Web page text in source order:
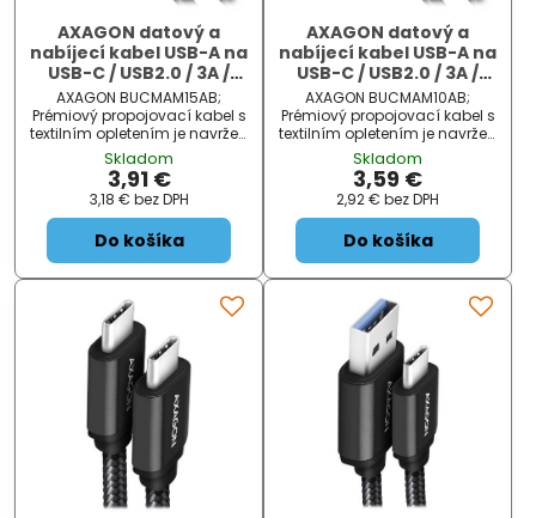
AXAGON datový a
nabíjecí kabel USB-A na
USB-C / USB2.0 / 3A /
opletený / 1,5m / černý
AXAGON BUCMAM15AB;
Prémiový propojovací kabel s
textilním opletením je navržen
pro rychlé datové přenosy a
nabíjení telefonů, tabletů a
dalších mobilních zařízení s
portem USB typu C . Konektory
s ponikl...
Skladom
3,91 €
3,18 € bez DPH
Do košíka
AXAGON datový a
nabíjecí kabel USB-A na
USB-C / USB2.0 / 3A /
opletený / 1m / černý
AXAGON BUCMAM10AB;
Prémiový propojovací kabel s
textilním opletením je navržen
pro rychlé datové přenosy a
nabíjení telefonů, tabletů a
dalších mobilních zařízení s
portem USB typu C . Konektory
s ponikl...
Skladom
3,59 €
2,92 € bez DPH
Do košíka